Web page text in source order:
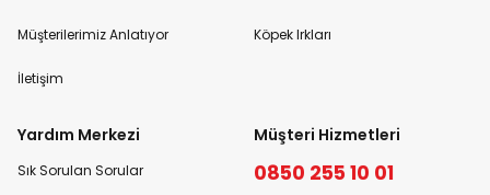
Müşterilerimiz Anlatıyor
İletişim
Köpek Irkları
Yardım Merkezi
Sık Sorulan Sorular
Müşteri Hizmetleri
0850 255 10 01